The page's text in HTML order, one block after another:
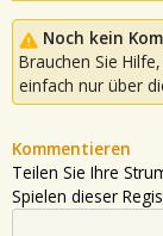
Noch kein
Brauchen Sie
einfach nur über
Kommentieren
Teilen Sie Ihre
Spielen dieser